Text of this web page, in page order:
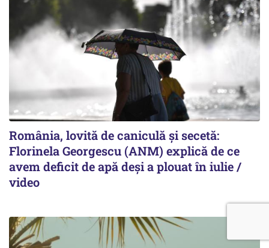
România, lovită de caniculă și secetă:
Florinela Georgescu (ANM) explică de ce
avem deficit de apă deși a plouat în iulie /
video